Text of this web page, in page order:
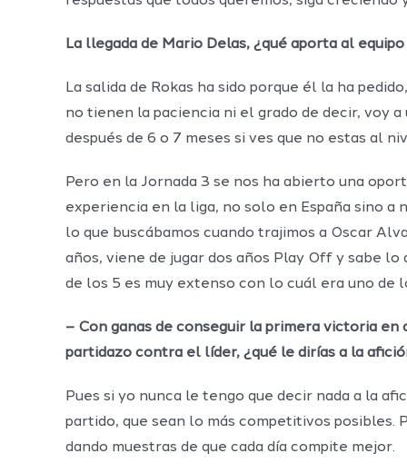
La llegada de Mario Delas, ¿qué aporta al
La salida de Rokas ha sido porque él la ha
no tienen la paciencia ni el grado de decir, voy
después de 6 o 7 meses si ves que no estas al
Pero en la Jornada 3 se nos ha abierto una
experiencia en la liga, no solo en España sino
lo que buscábamos cuando trajimos a Oscar
años, viene de jugar dos años Play Off y sabe
de los 5 es muy extenso con lo cuál era uno de
– Con ganas de conseguir la primera victoria en
partidazo contra el líder, ¿qué le dirías a la
Pues si yo nunca le tengo que decir nada a la
partido, que sean lo más competitivos posibles.
dando muestras de que cada día compite mejor.